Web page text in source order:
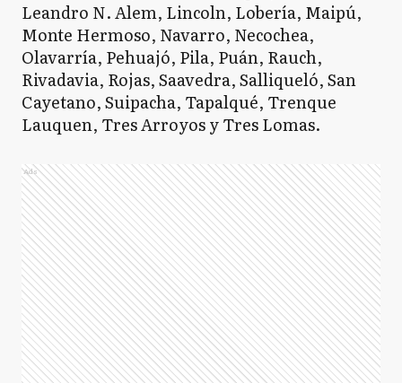
Leandro N. Alem, Lincoln, Lobería, Maipú,
Monte Hermoso, Navarro, Necochea,
Olavarría, Pehuajó, Pila, Puán, Rauch,
Rivadavia, Rojas, Saavedra, Salliqueló, San
Cayetano, Suipacha, Tapalqué, Trenque
Lauquen, Tres Arroyos y Tres Lomas.
Ads